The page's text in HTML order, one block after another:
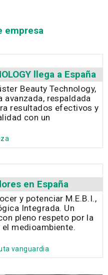
empresa
llega a España
Beauty Technology,
respaldada
resultados efectivos y
con un
en España
y potenciar M.E.B.I.,
Integrada. Un
pleno respeto por la
medioambiente.
vanguardia